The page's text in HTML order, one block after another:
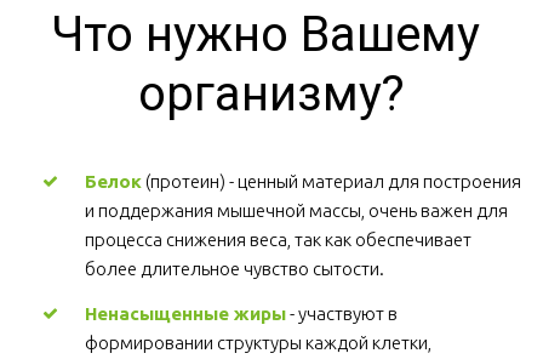
Что нужно Вашему
организму?
Белок (протеин) - ценный материал для построения
и поддержания мышечной массы, очень важен для
процесса снижения веса, так как обеспечивает
более длительное чувство сытости.
Ненасыщенные жиры - участвуют в
формировании структуры каждой клетки,